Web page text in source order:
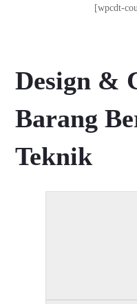
[wpcdt-
Design &
Barang
Teknik